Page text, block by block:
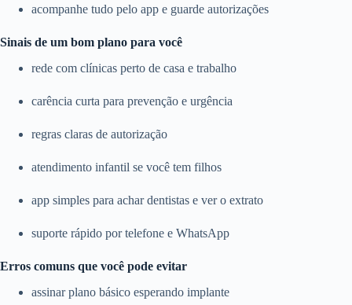
acompanhe tudo pelo app e guarde autorizações
Sinais de um bom plano para você
rede com clínicas perto de casa e trabalho
carência curta para prevenção e urgência
regras claras de autorização
atendimento infantil se você tem filhos
app simples para achar dentistas e ver o extrato
suporte rápido por telefone e WhatsApp
Erros comuns que você pode evitar
assinar plano básico esperando implante